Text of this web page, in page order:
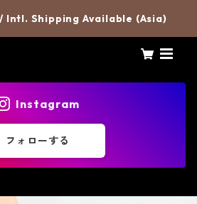
/ Intl. Shipping Available (Asia)
Instagram
フォローする